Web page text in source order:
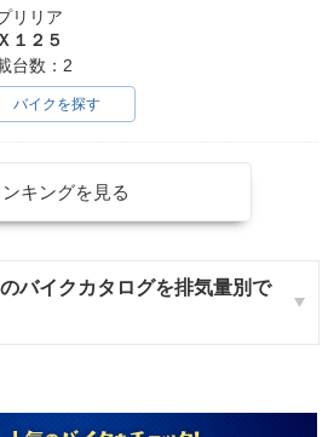
リリア
１２５
台数：2
バイクを探す
キングを見る
バイクカタログを排気量別で